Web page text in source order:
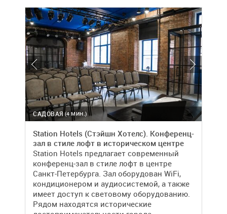
(4 МИН.)
САДОВАЯ
Station Hotels (Стэйшн Хотелс). Конференц-
зал в стиле лофт в историческом центре
Station Hotels предлагает современный
конференц-зал в стиле лофт в центре
Санкт-Петербурга. Зал оборудован WiFi,
кондиционером и аудиосистемой, а также
имеет доступ к световому оборудованию.
Рядом находятся исторические